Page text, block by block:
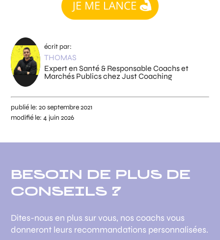
écrit par:
THOMAS
Expert en Santé & Responsable Coachs et
Marchés Publics chez Just Coaching
publié le:20 septembre 2021
modifié le:4 juin 2026
BESOIN DE PLUS DE
CONSEILS ?
Dites-nous en plus sur vous, nos coachs vous
donneront leurs recommandations personnalisées.